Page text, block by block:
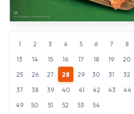
1 2 3 4 5 6 7 8
13
14 15 16 17 18 19 20
25
26 27 28 29 30 31 32
37
38 39 40 41 42 43 44
49
50 51 52 53 54
Kaufland
Makro
Penny Market
Další obchody podle kategorií
Bydlení, zahrada